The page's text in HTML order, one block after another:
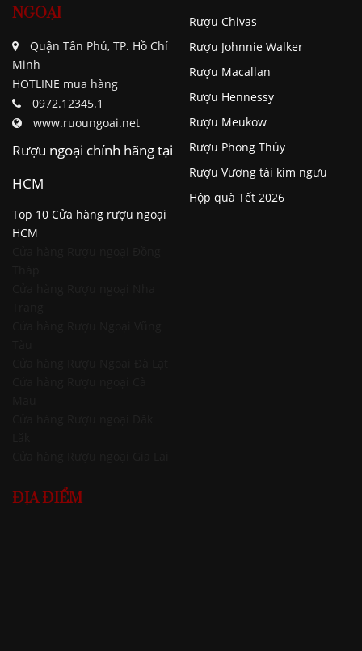
NGOẠI
Quận Tân Phú, TP. Hồ Chí
Minh
HOTLINE mua hàng
0972.12345.1
www.ruoungoai.net
Rượu ngoại chính hãng tại
HCM
Top 10 Cửa hàng rượu ngoại
HCM
Rượu Chivas
Rượu Johnnie Walker
Rượu Macallan
Rượu Hennessy
Rượu Meukow
Rượu Phong Thủy
Rượu Vương tài kim ngưu
Hộp quà Tết 2026
ĐỊA ĐIỂM